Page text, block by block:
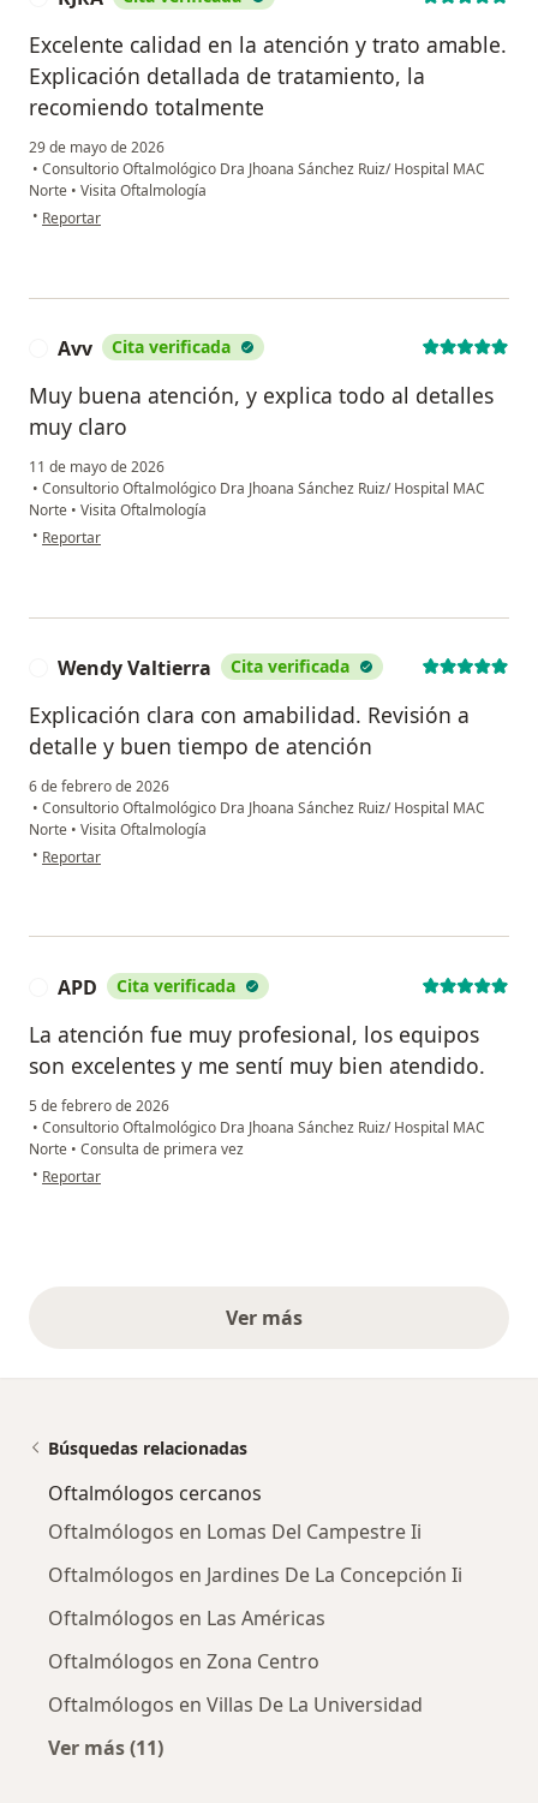
Excelente calidad en la atención y trato amable.
Explicación detallada de tratamiento, la
recomiendo totalmente
29 de mayo de 2026
• Consultorio Oftalmológico Dra Jhoana Sánchez Ruiz/ Hospital MAC
Norte • Visita Oftalmología
• en opinión del usuario KJRA
Reportar
Avv Cita verificada
Muy buena atención, y explica todo al detalles
muy claro
11 de mayo de 2026
• Consultorio Oftalmológico Dra Jhoana Sánchez Ruiz/ Hospital MAC
Norte • Visita Oftalmología
• en opinión del usuario Avv
Reportar
Wendy Valtierra Cita verificada
Explicación clara con amabilidad. Revisión a
detalle y buen tiempo de atención
6 de febrero de 2026
• Consultorio Oftalmológico Dra Jhoana Sánchez Ruiz/ Hospital MAC
Norte • Visita Oftalmología
• en opinión del usuario Wendy Valtierra
Reportar
APD Cita verificada
La atención fue muy profesional, los equipos
son excelentes y me sentí muy bien atendido.
5 de febrero de 2026
• Consultorio Oftalmológico Dra Jhoana Sánchez Ruiz/ Hospital MAC
Norte • Consulta de primera vez
• en opinión del usuario APD
Reportar
Ver másopiniones anteriores
Búsquedas relacionadas
Oftalmólogos cercanos
Oftalmólogos en Lomas Del Campestre Ii
Oftalmólogos en Jardines De La Concepción Ii
Oftalmólogos en Las Américas
Oftalmólogos en Zona Centro
Oftalmólogos en Villas De La Universidad
Ver más (11)